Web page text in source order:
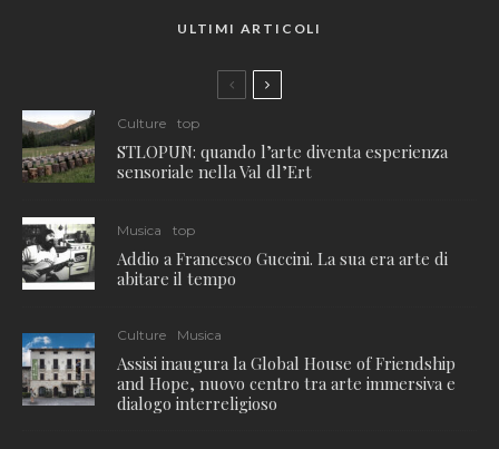
ULTIMI ARTICOLI
Culture top
STLOPUN: quando l’arte diventa esperienza
sensoriale nella Val dl’Ert
Musica top
Addio a Francesco Guccini. La sua era arte di
abitare il tempo
Culture Musica
Assisi inaugura la Global House of Friendship
and Hope, nuovo centro tra arte immersiva e
dialogo interreligioso